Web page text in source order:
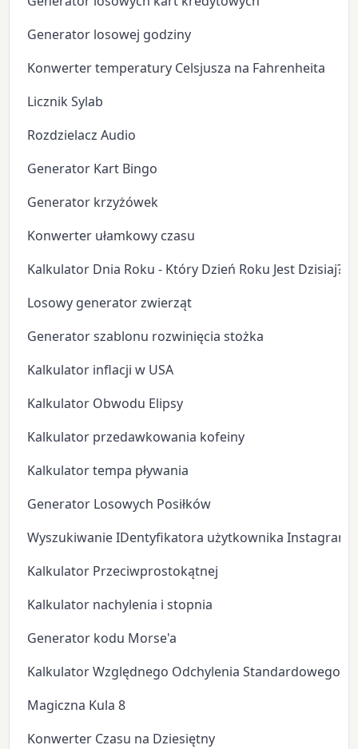
Generator losowej godziny
Konwerter temperatury Celsjusza na Fahrenheita
Licznik Sylab
Rozdzielacz Audio
Generator Kart Bingo
Generator krzyżówek
Konwerter ułamkowy czasu
Kalkulator Dnia Roku - Który Dzień Roku Jest Dzisiaj?
Losowy generator zwierząt
Generator szablonu rozwinięcia stożka
Kalkulator inflacji w USA
Kalkulator Obwodu Elipsy
Kalkulator przedawkowania kofeiny
Kalkulator tempa pływania
Generator Losowych Posiłków
Wyszukiwanie IDentyfikatora użytkownika Instagram
Kalkulator Przeciwprostokątnej
Kalkulator nachylenia i stopnia
Generator kodu Morse'a
Kalkulator Względnego Odchylenia Standardowego
Magiczna Kula 8
Konwerter Czasu na Dziesiętny